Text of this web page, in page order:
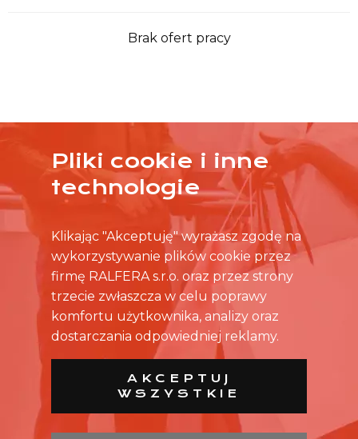
Brak ofert pracy
ŻADNA OFERTA CIĘ NIE ZAINTERESOWAŁA?
SKONTAKTUJ SIĘ BEZPOŚREDNIO ZE SKLEPEM.
Pliki cookie i inne
technologie
Klikając "Akceptuję" wyrażasz zgodę na
wykorzystywanie plików cookie przez
firmę RALFERA s.r.o. oraz przez strony
trzecie zwłaszcza w celu poprawy
komfortu użytkownika, analizy oraz
dostarczania odpowiedniej reklamy.
AKCEPTUJ
WSZYSTKIE